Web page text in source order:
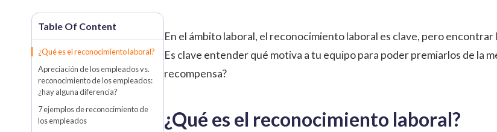
¿Qué es el reconocimiento laboral?
Apreciación de los empleados vs.
reconocimiento de los empleados:
¿hay alguna diferencia?
7 ejemplos de reconocimiento de
los empleados
En el ámbito laboral, el reconocimiento laboral es clave, pero
Es clave entender qué motiva a tu equipo para poder premiarlos de la
recompensa?
¿Qué es el reconocimiento laboral?